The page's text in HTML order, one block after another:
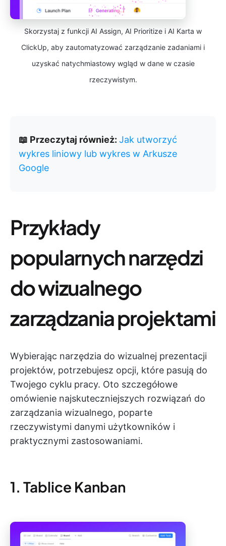
Skorzystaj z funkcji AI Assign, AI Prioritize i AI Karta w
ClickUp, aby zautomatyzować zarządzanie zadaniami i
uzyskać natychmiastowy wgląd w dane w czasie
rzeczywistym.
📖 Przeczytaj również: Jak utworzyć
wykres liniowy lub wykres w Arkusze
Google
Przykłady
popularnych narzędzi
do wizualnego
zarządzania projektami
Wybierając narzędzia do wizualnej prezentacji
projektów, potrzebujesz opcji, które pasują do
Twojego cyklu pracy. Oto szczegółowe
omówienie najskuteczniejszych rozwiązań do
zarządzania wizualnego, poparte
rzeczywistymi danymi użytkowników i
praktycznymi zastosowaniami.
1. Tablice Kanban